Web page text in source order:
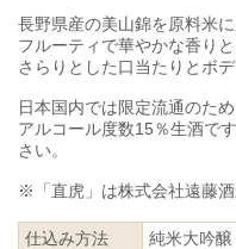
長野県産の美山錦を原料米
フルーティで華やかな香り
さらりとした口当たりとボ
日本国内では限定流通のた
アルコール度数15％生酒で
さい。
※「直虎」は株式会社遠藤酒
仕込み方法
純米大吟醸